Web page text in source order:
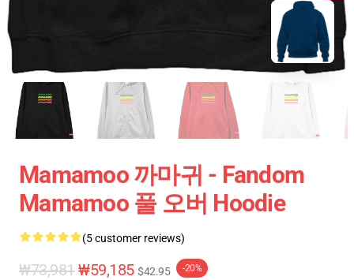
Mamamoo 까마귀 - Fandom
Mamamoo 풀 오버 Hoodie
(5 customer reviews)
₩73,981 ₩59,185 $42.95 -20%